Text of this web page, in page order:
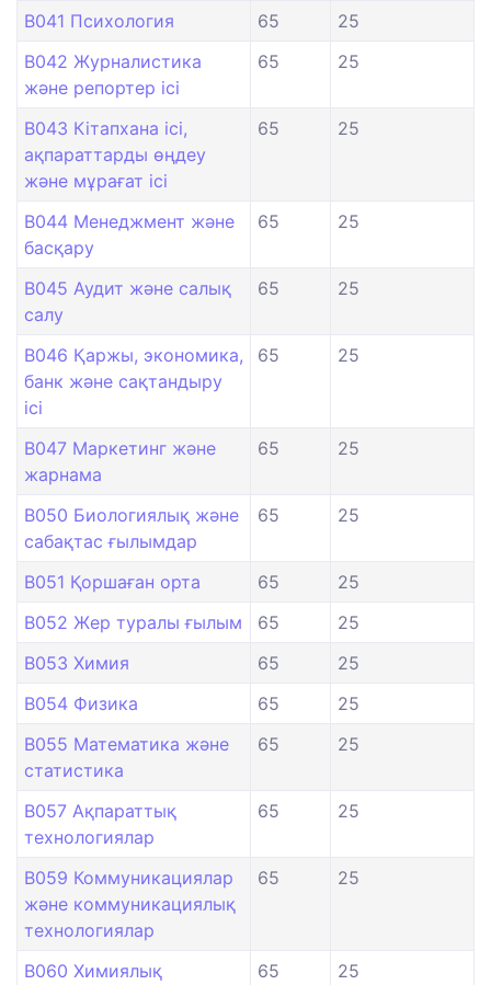
B041 Психология 65
25
B042 Журналистика
және репортер ісі
65 25
B043 Кітапхана ісі,
ақпараттарды өңдеу
және мұрағат ісі
65 25
B044 Менеджмент және
басқару
65 25
B045 Аудит және салық
салу
65 25
B046 Қаржы, экономика,
банк және сақтандыру
ісі
65 25
B047 Маркетинг және
жарнама
65 25
B050 Биологиялық және
сабақтас ғылымдар
65 25
B051 Қоршаған орта 65
25
B052 Жер туралы ғылым
65
25
B053 Химия
65
25
B054 Физика
65
25
B055 Математика және
статистика
65 25
B057 Ақпараттық
технологиялар
65 25
B059 Коммуникациялар
және коммуникациялық
технологиялар
65 25
B060 Химиялық
65 25